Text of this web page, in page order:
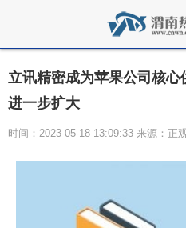
立讯精密成为苹果公司核
进一步扩大
时间：2023-05-18 13:09:33 来源：正